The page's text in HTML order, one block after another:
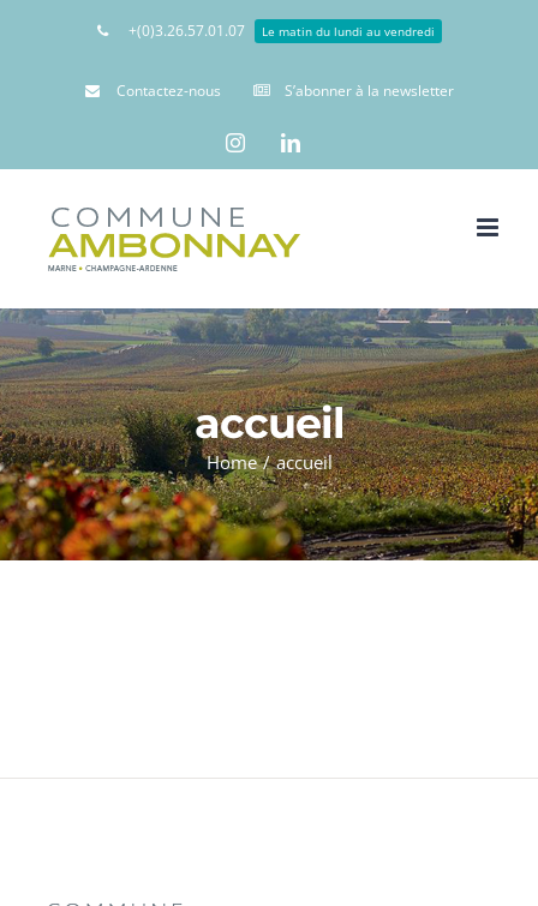
+(0)3.26.57.01.07 Le matin du lundi au vendredi
Contactez-nous S’abonner à la newsletter
InstagramLinkedin
accueil
Home / accueil